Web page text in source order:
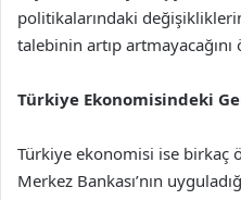
politikalarındaki
talebinin artıp artmayacağını
Türkiye Ekonomisindeki
Türkiye ekonomisi ise birkaç
Merkez Bankası’nın